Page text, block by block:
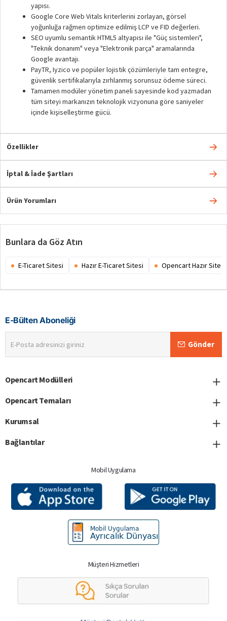
yapısı.
Google Core Web Vitals kriterlerini zorlayan, görsel
yoğunluğa rağmen optimize edilmiş LCP ve FID değerleri.
SEO uyumlu semantik HTML5 altyapısı ile "Güç sistemleri",
"Teknik donanım" veya "Elektronik parça" aramalarında
Google avantajı.
PayTR, Iyzico ve popüler lojistik çözümleriyle tam entegre,
güvenlik sertifikalarıyla zırhlanmış sorunsuz ödeme süreci.
Tamamen modüler yönetim paneli sayesinde kod yazmadan
tüm siteyi markanızın teknolojik vizyonuna göre saniyeler
içinde kişiselleştirme gücü.
Özellikler
İptal & İade Şartları
Ürün Yorumları
Bunlara da Göz Atın
E-Ticaret Sitesi Hazır E-Ticaret Sitesi Opencart Hazır Site
E-Bülten Aboneliği
Posta
adresinizi
Gönder
Opencart Modülleri
Opencart Temaları
Kurumsal
Bağlantılar
Mobil Uygulama
Müşteri Hizmetleri